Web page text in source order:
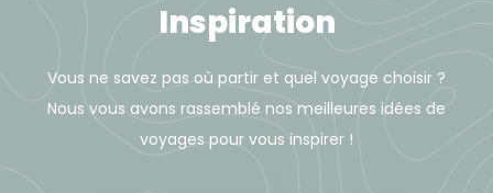
Inspiration
Vous ne savez pas où partir et quel voyage choisir ?
Nous vous avons rassemblé nos meilleures idées de
voyages pour vous inspirer !